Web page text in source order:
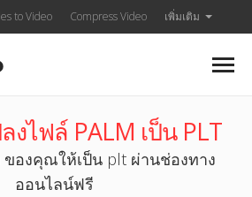
to Video Compress Video เพิ่มเติม
งไฟล์ PALM เป็น PLT
ของคุณให้เป็น plt ผ่านช่องทาง
ออนไลน์ฟรี